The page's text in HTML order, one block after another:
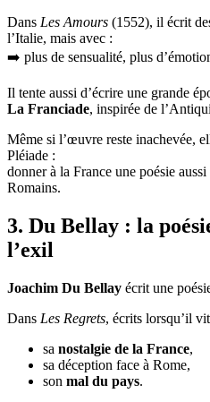
Dans Les Amours (1552), il écrit
l’Italie, mais avec :
➡️ plus de sensualité, plus
Il tente aussi d’écrire une grande
La Franciade, inspirée de
Même si l’œuvre reste inachevée,
Pléiade :
donner à la France une poésie
Romains.
3. Du Bellay : la
l’exil
Joachim Du Bellay écrit une
Dans Les Regrets, écrits lorsqu’il
sa nostalgie de la France,
sa déception face à Rome,
son mal du pays.